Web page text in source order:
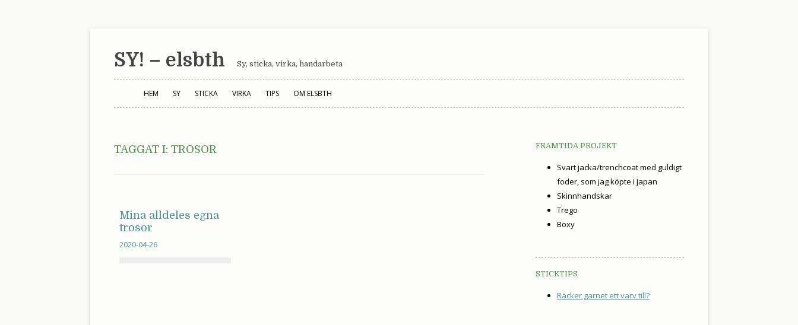
SY! – elsbth Sy, sticka, virka, handarbeta
Hoppa till innehåll
HEM SY STICKA VIRKA TIPS OM ELSBTH
TAGGAT I: TROSOR
Mina alldeles egna
trosor
2020-04-26
FRAMTIDA PROJEKT
Svart jacka/trenchcoat med guldigt
foder, som jag köpte i Japan
Skinnhandskar
Trego
Boxy
STICKTIPS
Räcker garnet ett varv till?